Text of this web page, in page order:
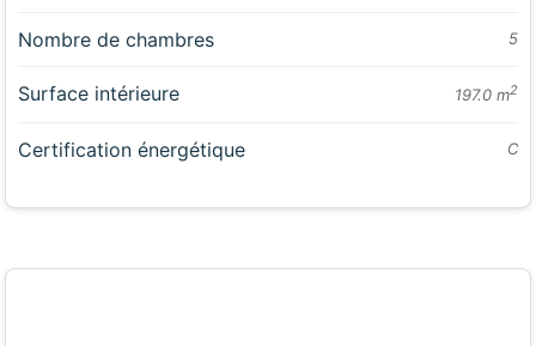
Nombre de chambres 5
Surface intérieure 197.0 m2
Certification énergétique C